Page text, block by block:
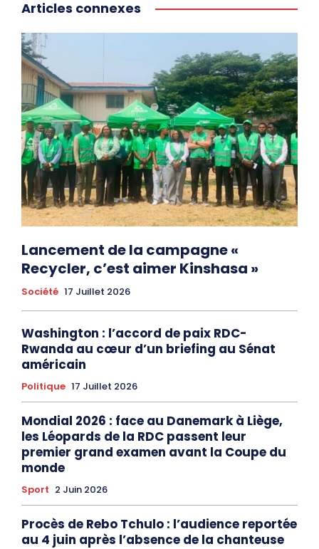
Articles connexes
Lancement de la campagne «
Recycler, c’est aimer Kinshasa »
Société 17 Juillet 2026
Washington : l’accord de paix RDC-
Rwanda au cœur d’un briefing au Sénat
américain
Politique 17 Juillet 2026
Mondial 2026 : face au Danemark à Liège,
les Léopards de la RDC passent leur
premier grand examen avant la Coupe du
monde
Sport 2 Juin 2026
Procès de Rebo Tchulo : l’audience reportée
au 4 juin après l’absence de la chanteuse